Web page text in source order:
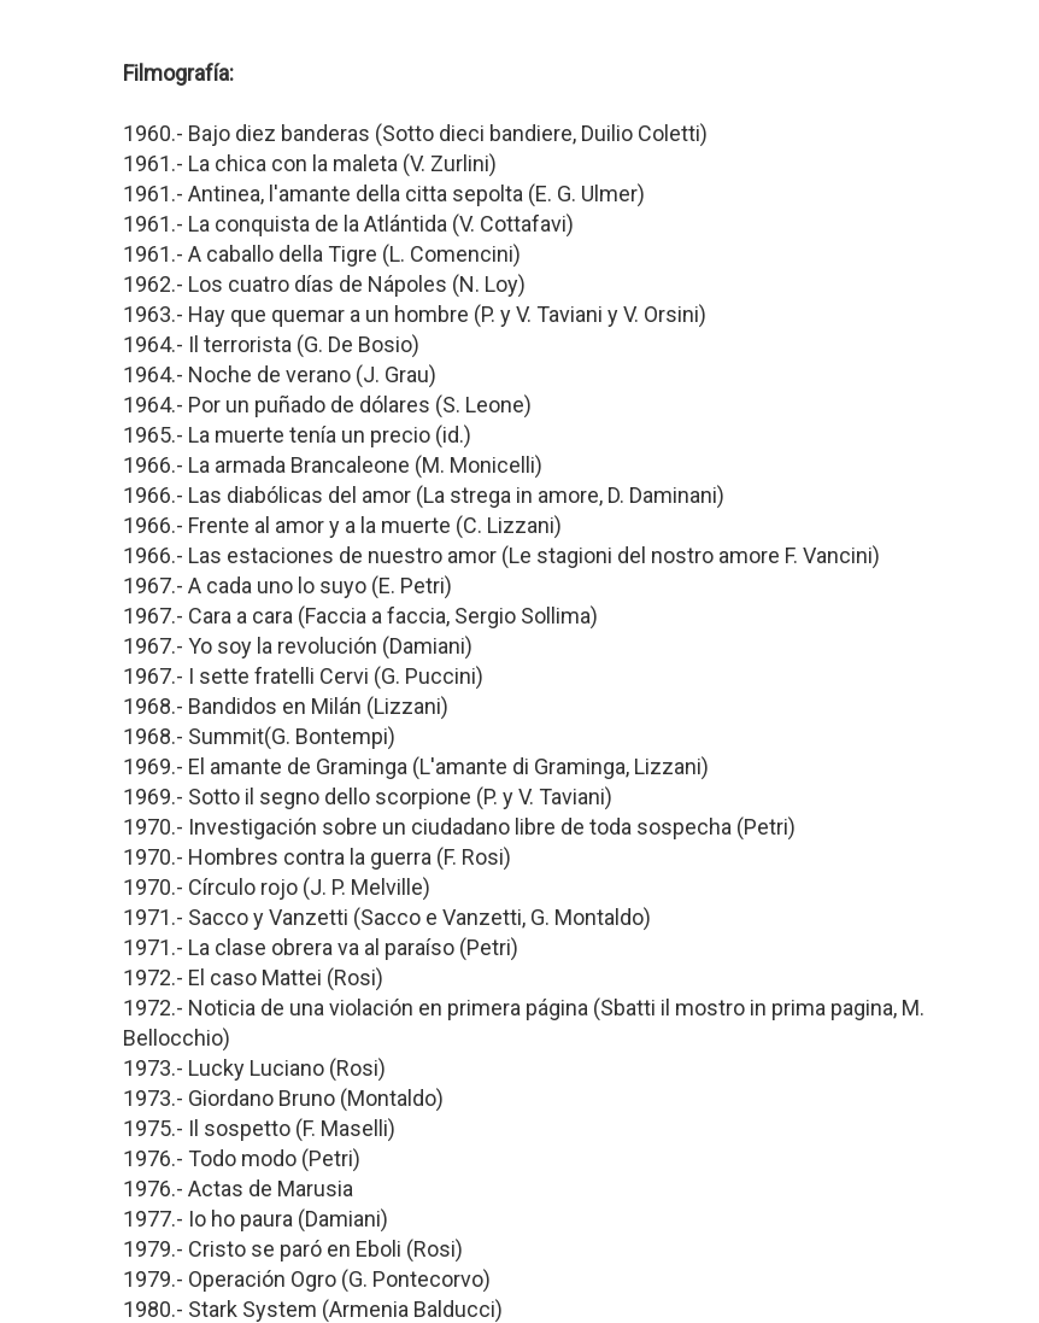
Filmografía:
1960.- Bajo diez banderas (Sotto dieci bandiere, Duilio Coletti)
1961.- La chica con la maleta (V. Zurlini)
1961.- Antinea, l'amante della citta sepolta (E. G. Ulmer)
1961.- La conquista de la Atlántida (V. Cottafavi)
1961.- A caballo della Tigre (L. Comencini)
1962.- Los cuatro días de Nápoles (N. Loy)
1963.- Hay que quemar a un hombre (P. y V. Taviani y V. Orsini)
1964.- Il terrorista (G. De Bosio)
1964.- Noche de verano (J. Grau)
1964.- Por un puñado de dólares (S. Leone)
1965.- La muerte tenía un precio (id.)
1966.- La armada Brancaleone (M. Monicelli)
1966.- Las diabólicas del amor (La strega in amore, D. Daminani)
1966.- Frente al amor y a la muerte (C. Lizzani)
1966.- Las estaciones de nuestro amor (Le stagioni del nostro amore F. Vancini)
1967.- A cada uno lo suyo (E. Petri)
1967.- Cara a cara (Faccia a faccia, Sergio Sollima)
1967.- Yo soy la revolución (Damiani)
1967.- I sette fratelli Cervi (G. Puccini)
1968.- Bandidos en Milán (Lizzani)
1968.- Summit(G. Bontempi)
1969.- El amante de Graminga (L'amante di Graminga, Lizzani)
1969.- Sotto il segno dello scorpione (P. y V. Taviani)
1970.- Investigación sobre un ciudadano libre de toda sospecha (Petri)
1970.- Hombres contra la guerra (F. Rosi)
1970.- Círculo rojo (J. P. Melville)
1971.- Sacco y Vanzetti (Sacco e Vanzetti, G. Montaldo)
1971.- La clase obrera va al paraíso (Petri)
1972.- El caso Mattei (Rosi)
1972.- Noticia de una violación en primera página (Sbatti il mostro in prima pagina, M.
Bellocchio)
1973.- Lucky Luciano (Rosi)
1973.- Giordano Bruno (Montaldo)
1975.- Il sospetto (F. Maselli)
1976.- Todo modo (Petri)
1976.- Actas de Marusia
1977.- Io ho paura (Damiani)
1979.- Cristo se paró en Eboli (Rosi)
1979.- Operación Ogro (G. Pontecorvo)
1980.- Stark System (Armenia Balducci)